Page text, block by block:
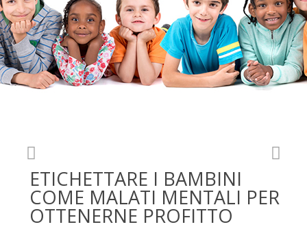
ETICHETTARE I BAMBINI
COME MALATI MENTALI PER
OTTENERNE PROFITTO